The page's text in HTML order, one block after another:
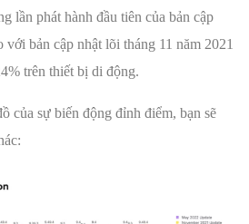
lần phát hành đầu tiên của bản cập
với bản cập nhật lõi tháng 11 năm 2021
trên thiết bị di động.
của sự biến động đỉnh điểm, bạn sẽ